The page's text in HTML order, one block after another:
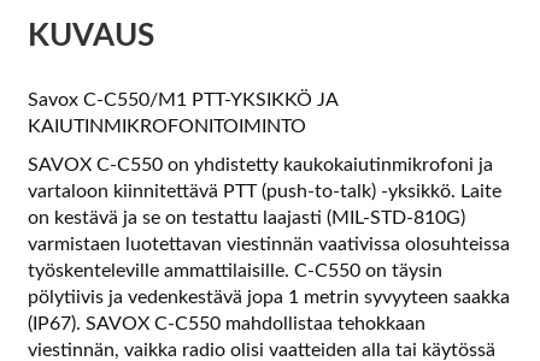
KUVAUS
Savox C-C550/M1 PTT-YKSIKKÖ JA
KAIUTINMIKROFONITOIMINTO
SAVOX C-C550 on yhdistetty kaukokaiutinmikrofoni ja
vartaloon kiinnitettävä PTT (push-to-talk) -yksikkö. Laite
on kestävä ja se on testattu laajasti (MIL-STD-810G)
varmistaen luotettavan viestinnän vaativissa olosuhteissa
työskenteleville ammattilaisille. C-C550 on täysin
pölytiivis ja vedenkestävä jopa 1 metrin syvyyteen saakka
(IP67). SAVOX C-C550 mahdollistaa tehokkaan
viestinnän, vaikka radio olisi vaatteiden alla tai käytössä